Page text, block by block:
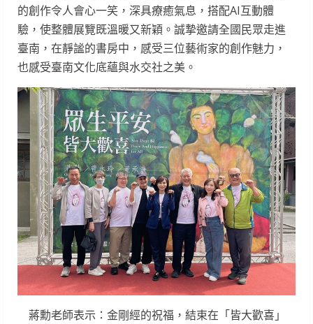
的創作令人會心一笑，深具療癒氣息，搭配AI互動體
驗，使整體展覽既溫暖又新穎。誠摯邀請全國民眾走進
臺南，在靜謐的書房中，感受三位藝術家的創作魅力，
也感受臺南文化底蘊與水交社之美。
蔣勳老師表示：金剛經的祝福，結束在「皆大歡喜」